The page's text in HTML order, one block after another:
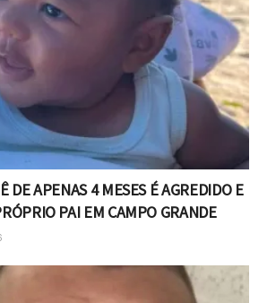
DE APENAS 4 MESES É AGREDIDO E
PAI EM CAMPO GRANDE